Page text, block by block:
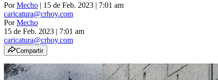
PorMecho | 15 de Feb. 2023 | 7:01 am
caricatura@crhoy.com
PorMecho
15 de Feb. 2023 | 7:01 am
caricatura@crhoy.com
Compartir